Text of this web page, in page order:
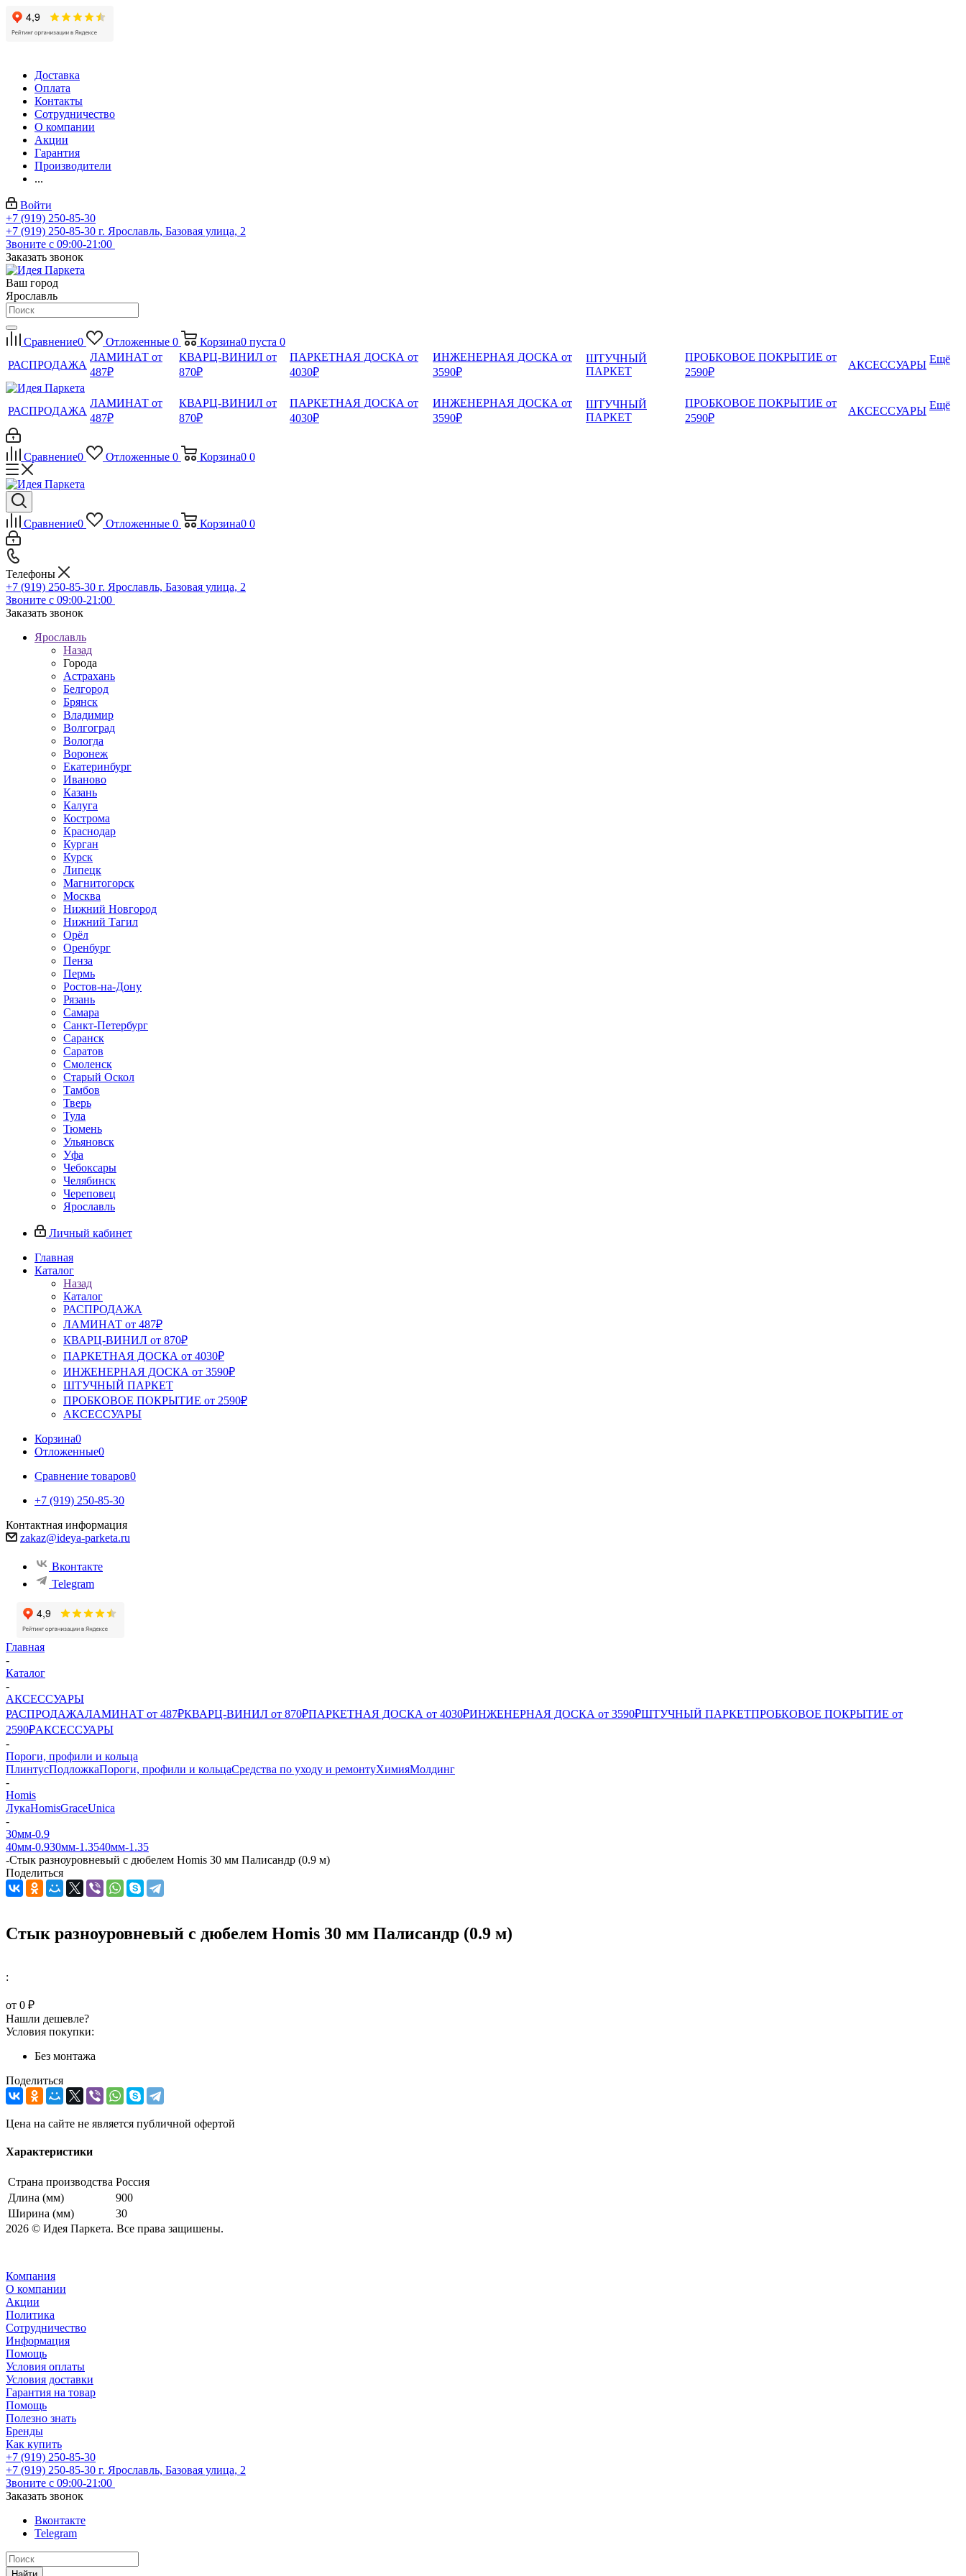
Доставка
Оплата
Контакты
Сотрудничество
О компании
Акции
Гарантия
Производители
...
Войти
+7 (919) 250-85-30
+7 (919) 250-85-30 г. Ярославль, Базовая улица, 2
Звоните с 09:00-21:00
Заказать звонок
Ваш город
Ярославль
Сравнение0 Отложенные 0 Корзина0 пуста 0
РАСПРОДАЖА
ЛАМИНАТ от
487₽
КВАРЦ-ВИНИЛ от
870₽
ПАРКЕТНАЯ ДОСКА от
4030₽
ИНЖЕНЕРНАЯ ДОСКА от
3590₽
ШТУЧНЫЙ
ПАРКЕТ
ПРОБКОВОЕ ПОКРЫТИЕ от
2590₽
АКСЕССУАРЫ Ещё
РАСПРОДАЖА
ЛАМИНАТ от
487₽
КВАРЦ-ВИНИЛ от
870₽
ПАРКЕТНАЯ ДОСКА от
4030₽
ИНЖЕНЕРНАЯ ДОСКА от
3590₽
ШТУЧНЫЙ
ПАРКЕТ
ПРОБКОВОЕ ПОКРЫТИЕ от
2590₽
АКСЕССУАРЫ Ещё
Сравнение0 Отложенные 0 Корзина0 0
Сравнение0 Отложенные 0 Корзина0 0
Телефоны
+7 (919) 250-85-30 г. Ярославль, Базовая улица, 2
Звоните с 09:00-21:00
Заказать звонок
Ярославль
Назад
Города
Астрахань
Белгород
Брянск
Владимир
Волгоград
Вологда
Воронеж
Екатеринбург
Иваново
Казань
Калуга
Кострома
Краснодар
Курган
Курск
Липецк
Магнитогорск
Москва
Нижний Новгород
Нижний Тагил
Орёл
Оренбург
Пенза
Пермь
Ростов‑на‑Дону
Рязань
Самара
Санкт‑Петербург
Саранск
Саратов
Смоленск
Старый Оскол
Тамбов
Тверь
Тула
Тюмень
Ульяновск
Уфа
Чебоксары
Челябинск
Череповец
Ярославль
Личный кабинет
Главная
Каталог
Назад
Каталог
РАСПРОДАЖА
ЛАМИНАТ от 487₽
КВАРЦ-ВИНИЛ от 870₽
ПАРКЕТНАЯ ДОСКА от 4030₽
ИНЖЕНЕРНАЯ ДОСКА от 3590₽
ШТУЧНЫЙ ПАРКЕТ
ПРОБКОВОЕ ПОКРЫТИЕ от 2590₽
АКСЕССУАРЫ
Корзина0
Отложенные0
Сравнение товаров0
+7 (919) 250-85-30
Контактная информация
zakaz@ideya-parketa.ru
Вконтакте
Telegram
Главная
-
Каталог
-
АКСЕССУАРЫ
РАСПРОДАЖАЛАМИНАТ от 487₽КВАРЦ-ВИНИЛ от 870₽ПАРКЕТНАЯ ДОСКА от 4030₽ИНЖЕНЕРНАЯ ДОСКА от 3590₽ШТУЧНЫЙ ПАРКЕТПРОБКОВОЕ ПОКРЫТИЕ от
2590₽АКСЕССУАРЫ
-
Пороги, профили и кольца
ПлинтусПодложкаПороги, профили и кольцаСредства по уходу и ремонтуХимияМолдинг
-
Homis
ЛукаHomisGraceUnica
-
30мм-0.9
40мм-0.930мм-1.3540мм-1.35
-Стык разноуровневый с дюбелем Homis 30 мм Палисандр (0.9 м)
Поделиться
Стык разноуровневый с дюбелем Homis 30 мм Палисандр (0.9 м)
:
от 0 ₽
Нашли дешевле?
Условия покупки:
Без монтажа
Поделиться
Цена на сайте не является публичной офертой
Характеристики
Страна производства Россия
Длина (мм)
900
Ширина (мм)
30
2026 © Идея Паркета. Все права защишены.
Компания
О компании
Акции
Политика
Сотрудничество
Информация
Помощь
Условия оплаты
Условия доставки
Гарантия на товар
Помощь
Полезно знать
Бренды
Как купить
+7 (919) 250-85-30
+7 (919) 250-85-30 г. Ярославль, Базовая улица, 2
Звоните с 09:00-21:00
Заказать звонок
Вконтакте
Telegram